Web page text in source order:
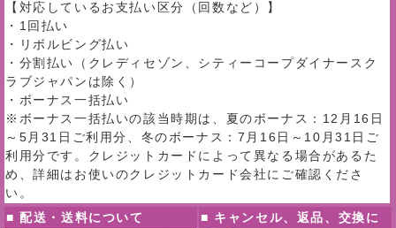
【対応しているお支払い区分（回数など）】
・1回払い
・リボルビング払い
・分割払い（クレディセゾン、シティーコープダイナースク
ラブジャパンは除く）
・ボーナス一括払い
※ボーナス一括払いの該当時期は、夏のボーナス：12月16日
～5月31日ご利用分、冬のボーナス：7月16日～10月31日ご
利用分です。クレジットカードによって異なる場合があるた
め、詳細はお使いのクレジットカード会社にご確認くださ
い。
■ 配送・送料について
■ キャンセル、返品、交換に